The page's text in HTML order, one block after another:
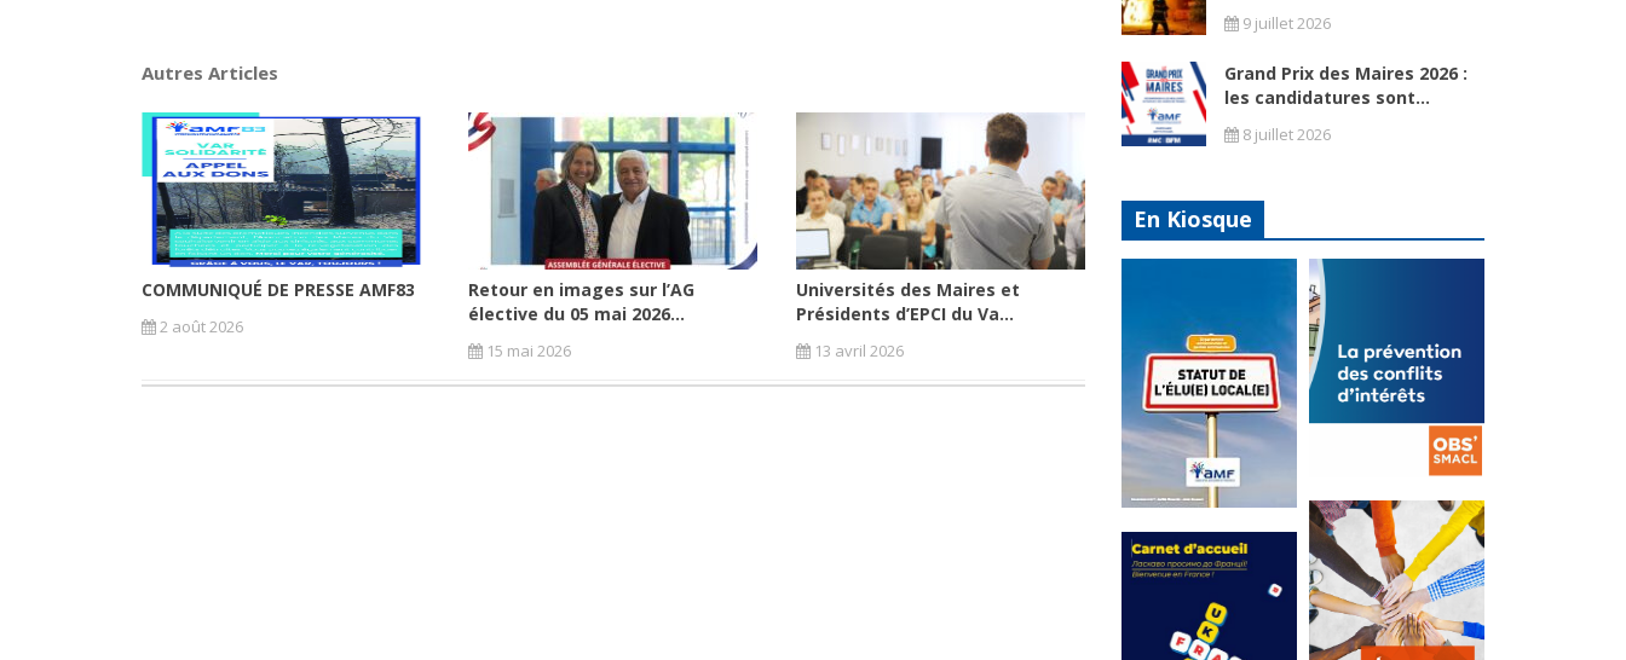
Autres Articles
COMMUNIQUÉ DE PRESSE AMF83
2 août 2026
Retour en images sur l’AG
élective du 05 mai 2026...
15 mai 2026
Universités des Maires et
Présidents d’EPCI du Va...
13 avril 2026
9 juillet 2026
Grand Prix des Maires 2026 :
les candidatures sont...
8 juillet 2026
En Kiosque
Statut de
l’élu local
Mise à jour avril
2024
La
prévention
des conflits
d’intérêts
18 septembre 2023
FEUILLETER